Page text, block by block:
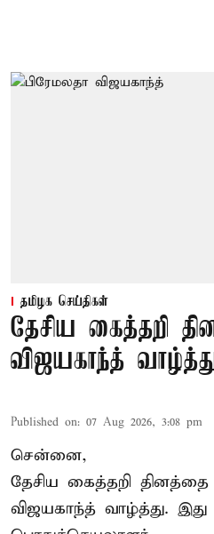
தமிழக செய்திகள்
தேசிய கைத்தறி
விஜயகாந்த்
Published on: 07 Aug 2026, 3:08 pm
சென்னை,
தேசிய கைத்தறி தினத்தை
விஜயகாந்த் வாழ்த்து. இது